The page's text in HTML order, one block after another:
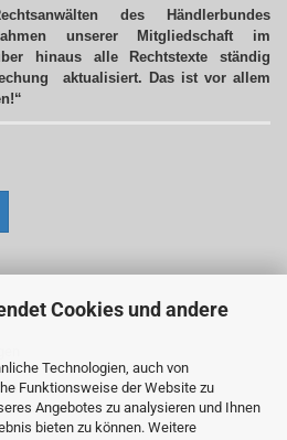
Cookies und andere
Technologien, auch von
Funktionsweise der Website zu
Angebotes zu analysieren und Ihnen
bieten zu können. Weitere
des Händlerbundes
unserer Mitgliedschaft im
hinaus alle Rechtstexte ständig
aktualisiert. Das ist vor allem